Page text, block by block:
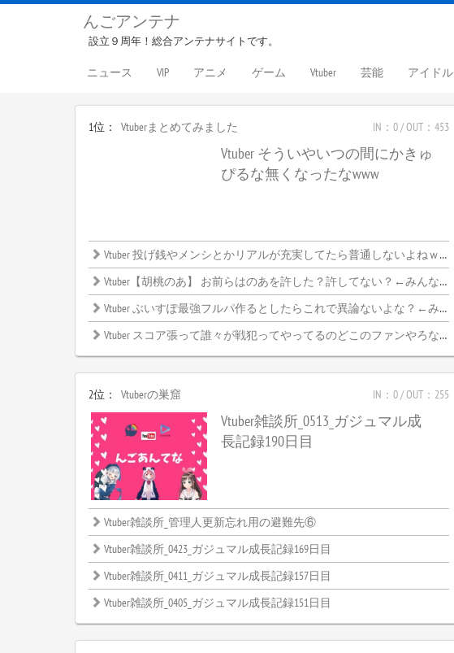
んごアンテナ
設立９周年！総合アンテナサイトです。
ニュース VIP アニメ ゲーム Vtuber 芸能 アイドル
1位： Vtuberまとめてみました IN：0 / OUT：453
Vtuber そういやいつの間にかきゅ
ぴるな無くなったなwww
Vtuber 投げ銭やメンシとかリアルが充実してたら普通しないよねｗｗｗｗｗｗｗｗｗｗ
Vtuber【胡桃のあ】 お前らはのあを許した？許してない？←みんなの意見がこちらｗｗｗｗｗｗｗｗｗｗ
Vtuber ぶいすぽ最強フルパ作るとしたらこれで異論ないよな？←みんな納得wwwww
Vtuber スコア張って誰々が戦犯ってやってるのどこのファンやろな…？
2位： Vtuberの巣窟 IN：0 / OUT：255
Vtuber雑談所_0513_ガジュマル成
長記録190日目
Vtuber雑談所_管理人更新忘れ用の避難先⑥
Vtuber雑談所_0423_ガジュマル成長記録169日目
Vtuber雑談所_0411_ガジュマル成長記録157日目
Vtuber雑談所_0405_ガジュマル成長記録151日目